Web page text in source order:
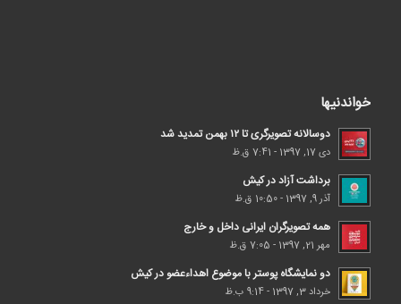
خواندنیها
دوسالانه تصویرگری تا ۱۲ بهمن تمدید شد
دی 17, 1397 - 7:41 ق.ظ
برداشت آزاد در کیش
آذر 9, 1397 - 10:50 ق.ظ
همه تصویرگران ایرانی داخل و خارج
مهر 21, 1397 - 7:05 ق.ظ
دو نمایشگاه پوستر با موضوع اهداء‌عضو در کیش
خرداد 3, 1397 - 9:14 ب.ظ